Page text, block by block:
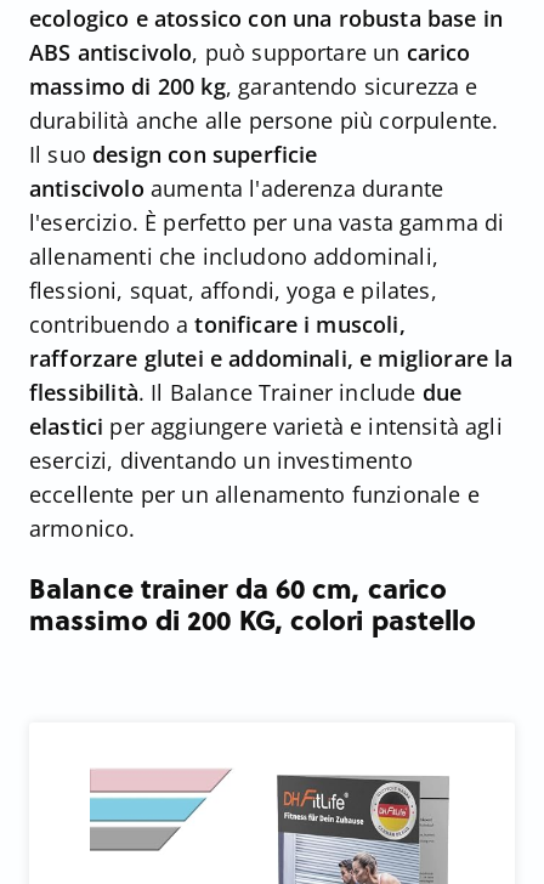
ecologico e atossico con una robusta base in
ABS antiscivolo, può supportare un carico
massimo di 200 kg, garantendo sicurezza e
durabilità anche alle persone più corpulente.
Il suo design con superficie
antiscivolo aumenta l'aderenza durante
l'esercizio. È perfetto per una vasta gamma di
allenamenti che includono addominali,
flessioni, squat, affondi, yoga e pilates,
contribuendo a tonificare i muscoli,
rafforzare glutei e addominali, e migliorare la
flessibilità. Il Balance Trainer include due
elastici per aggiungere varietà e intensità agli
esercizi, diventando un investimento
eccellente per un allenamento funzionale e
armonico.
Balance trainer da 60 cm, carico
massimo di 200 KG, colori pastello